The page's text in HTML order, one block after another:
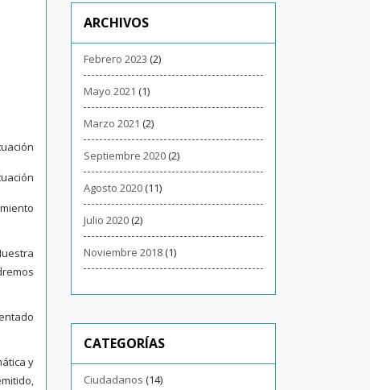
y
ARCHIVOS
Febrero 2023 (2)
Mayo 2021 (1)
Marzo 2021 (2)
Septiembre 2020(2)
Agosto 2020(11)
Julio 2020(2)
Noviembre 2018(1)
CATEGORÍAS
Ciudadanos (14)